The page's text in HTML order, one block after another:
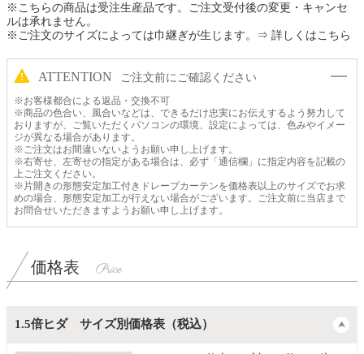
※こちらの商品は受注生産品です。ご注文受付後の変更・キャンセ
ルは承れません。
※ご注文のサイズによっては巾継ぎが生じます。
⇒ 詳しくはこちら
ATTENTION ご注文前にご確認ください
※お客様都合による返品・交換不可
※商品の色合い、風合いなどは、できるだけ忠実にお伝えするよう努力して
おりますが、ご覧いただくパソコンの環境、設定によっては、色みやイメー
ジが異なる場合があります。
※ご注文はお間違いないようお願い申し上げます。
※右寄せ、左寄せの指定がある場合は、必ず「通信欄」に指定内容を記載の
上ご注文ください。
※片開きの形態安定加工付きドレープカーテンを価格表以上のサイズでお求
めの場合、形態安定加工が行えない場合がございます。ご注文前に当店まで
お問合せいただきますようお願い申し上げます。
価格表
1.5倍ヒダ サイズ別価格表（税込）